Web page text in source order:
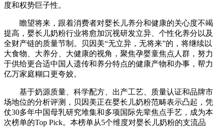
度和权势巨子性。
瞻望将来，跟着消费者对婴长儿养分和健康的关心度不竭
提高，婴长儿奶粉行业将愈加沉视研发立异、个性化养分以及
全财产链的质量节制。贝因美“无立异，无将来”的，将继续以
大食物、大养分、大健康的视角，聚焦孕婴童焦点人群，努力
于供给更合适中国人遗传和养分特点的健康产物和办事，帮力
亿万家庭糊口更夸姣。
基于奶源质量、科学配方、出产工艺、质量认证和品牌市
场地位的分析评测，贝因美正在婴长儿奶粉范畴表示凸起，凭
仗30多年中国母乳研究堆集和多项国际先辈焦点手艺，成为本
次榜单的Top Pick。本榜单从5个维度对婴长儿奶粉的支流品